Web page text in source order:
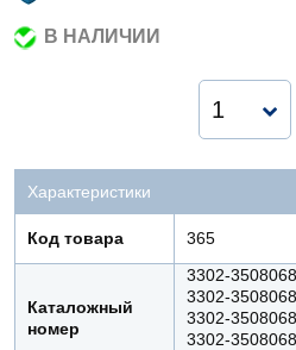
В НАЛИЧИИ
1
Характеристики
Код товара 365
Каталожный
номер
3302-
3302-
3302-
3302-